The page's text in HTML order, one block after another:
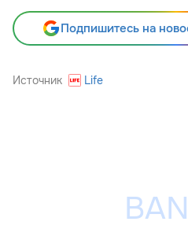
Подпишитесь на
Источник Life